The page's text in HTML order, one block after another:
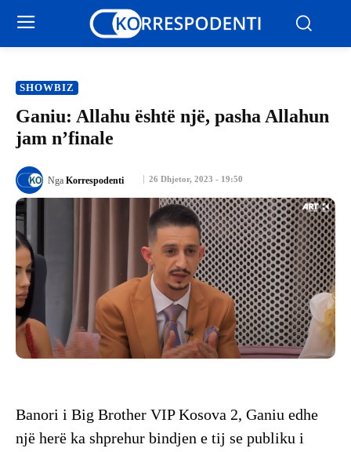
SHOWBIZ
Ganiu: Allahu është një, pasha Allahun
jam n’finale
26 Dhjetor, 2023 - 19:50
Nga Korrespodenti
Banori i Big Brother VIP Kosova 2, Ganiu edhe
një herë ka shprehur bindjen e tij se publiku i